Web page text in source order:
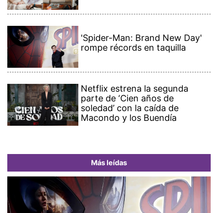
'Spider-Man: Brand New Day'
rompe récords en taquilla
Netflix estrena la segunda
parte de ‘Cien años de
soledad’ con la caída de
Macondo y los Buendía
Más leídas